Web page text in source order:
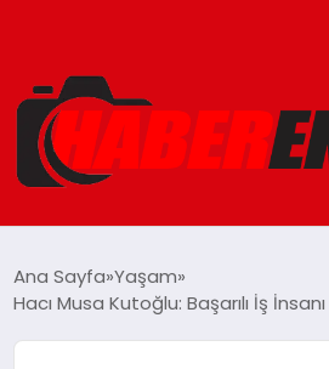
Ana Sayfa Yaşam
Hacı Musa Kutoğlu: Başarılı İş